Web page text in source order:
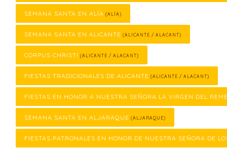
SEMANA SANTA EN ALÍA (ALÍA)
SEMANA SANTA EN ALICANTE (ALICANTE / ALACANT)
CORPUS CHRISTI (ALICANTE / ALACANT)
FIESTAS TRADICIONALES DE ALICANTE (ALICANTE / ALACANT)
FIESTAS EN HONOR A NUESTRA SEÑORA LA VIRGEN DEL
SEMANA SANTA EN ALJARAQUE (ALJARAQUE)
FIESTAS PATRONALES EN HONOR DE NUESTRA SEÑORA DE